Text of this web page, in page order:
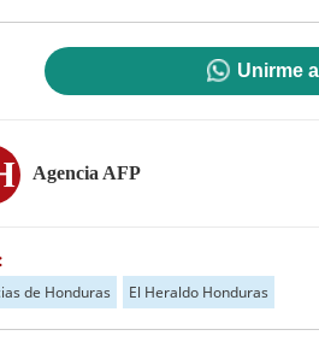
Unirme
Agencia AFP
de Honduras El Heraldo Honduras